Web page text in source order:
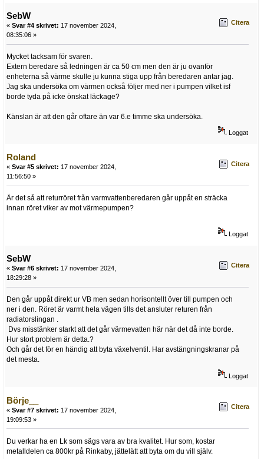
SebW
« Svar #4 skrivet: 17 november 2024,
08:35:06 »
Citera
Mycket tacksam för svaren.
Extern beredare så ledningen är ca 50 cm men den är ju ovanför
enheterna så värme skulle ju kunna stiga upp från beredaren antar jag.
Jag ska undersöka om värmen också följer med ner i pumpen vilket isf
borde tyda på icke önskat läckage?
Känslan är att den går oftare än var 6.e timme ska undersöka.
Loggat
Roland
« Svar #5 skrivet: 17 november 2024,
11:56:50 »
Citera
Är det så att returröret från varmvattenberedaren går uppåt en sträcka
innan röret viker av mot värmepumpen?
Loggat
SebW
« Svar #6 skrivet: 17 november 2024,
18:29:28 »
Citera
Den går uppåt direkt ur VB men sedan horisontellt över till pumpen och
ner i den. Röret är varmt hela vägen tills det ansluter returen från
radiatorslingan .
Dvs misstänker starkt att det går värmevatten här när det då inte borde.
Hur stort problem är detta.?
Och går det för en händig att byta växelventil. Har avstängningskranar på
det mesta.
Loggat
Börje__
« Svar #7 skrivet: 17 november 2024,
19:09:53 »
Citera
Du verkar ha en Lk som sägs vara av bra kvalitet. Hur som, kostar
metalldelen ca 800kr på Rinkaby, jättelätt att byta om du vill själv.